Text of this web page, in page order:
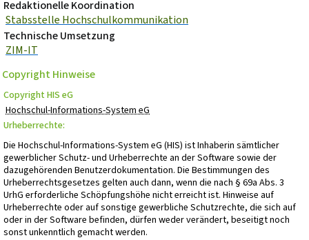
Redaktionelle Koordination
Stabsstelle Hochschulkommunikation
Technische Umsetzung
ZIM-IT
Copyright Hinweise
Copyright HIS eG
Hochschul-Informations-System eG
Urheberrechte:
Die Hochschul-Informations-System eG (HIS) ist Inhaberin sämtlicher
gewerblicher Schutz- und Urheberrechte an der Software sowie der
dazugehörenden Benutzerdokumentation. Die Bestimmungen des
Urheberrechtsgesetzes gelten auch dann, wenn die nach § 69a Abs. 3
UrhG erforderliche Schöpfungshöhe nicht erreicht ist. Hinweise auf
Urheberrechte oder auf sonstige gewerbliche Schutzrechte, die sich auf
oder in der Software befinden, dürfen weder verändert, beseitigt noch
sonst unkenntlich gemacht werden.